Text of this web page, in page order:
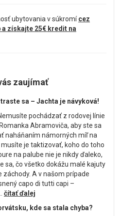
ubytovania v súkromícez
a získajte 25€ kredit na
zaujímať
sa – Jachta je návyková!
pochádzať z rodovej línie
Abramoviča, aby ste sa
naháňaním námorných míľ na
musíte je taktizovať, koho do toho
na palube nie je nikdy ďaleko,
sa, čo všetko dokážu malé kajuty
záchody. A v našom prípade
capo di tutti capi –
čítať ďalej
kde sa stala chyba?